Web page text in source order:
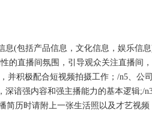
(包括产品信息，文化信息，娱乐
的直播间氛围，引导观众关注直播
并积极配合短视频拍摄工作；/n5、
谙强内容和强主播能力的基本逻辑
简历时请附上一张生活照以及才艺视频